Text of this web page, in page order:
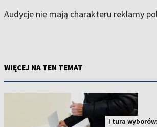
Audycje nie mają charakteru reklamy
WIĘCEJ NA TEN TEMAT
I tura